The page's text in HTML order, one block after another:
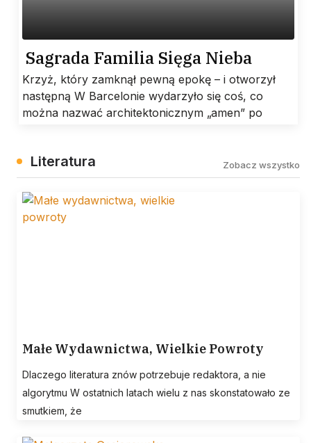
Sagrada Familia Sięga Nieba
Krzyż, który zamknął pewną epokę – i otworzył
następną W Barcelonie wydarzyło się coś, co
można nazwać architektonicznym „amen” po
Literatura Zobacz wszystko
Małe Wydawnictwa, Wielkie Powroty
Dlaczego literatura znów potrzebuje redaktora, a nie
algorytmu W ostatnich latach wielu z nas skonstatowało ze
smutkiem, że